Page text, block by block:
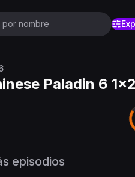
Paladin 6
episodios